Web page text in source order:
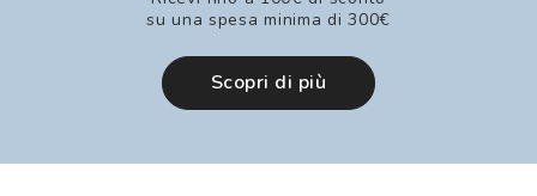
su una spesa minima di 300€
Scopri di più